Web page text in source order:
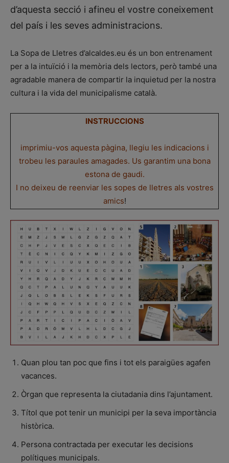
d’aquesta secció i afineu el vostre coneixement
del país i les seves administracions.
La Sopa de Lletres d’alcaldes.eu és un bon entrenament
per a la intuïció i la memòria dels lectors, però també una
agradable manera de compartir la inquietud per la nostra
cultura i la vida del municipalisme català.
INSTRUCCIONS
imprimiu-vos aquesta pàgina, llegiu les indicacions i
trobeu les paraules amagades. Us garantim una bona
estona de gaudi.
I no deixeu de reenviar les sopes de lletres als vostres
amics!
Quan plou tan poc que fins i tot els paraigües agafen
vacances.
Òrgan que representa la ciutadania dins l’ajuntament.
Títol que pot tenir un municipi per la seva importància
històrica.
Persona contractada per executar les decisions
polítiques municipals.